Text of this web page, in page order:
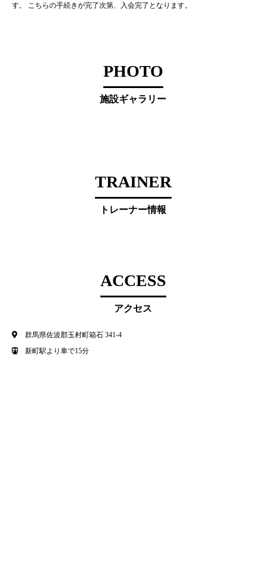
す。 こちらの手続きが完了次第、入会完了となります。
PHOTO
施設ギャラリー
TRAINER
トレーナー情報
ACCESS
アクセス
群馬県佐波郡玉村町箱石 341-4
新町駅より車で15分